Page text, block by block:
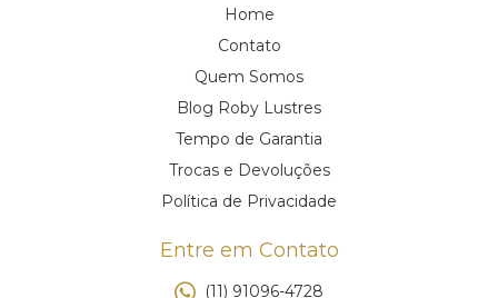
Home
Contato
Quem Somos
Blog Roby Lustres
Tempo de Garantia
Trocas e Devoluções
Política de Privacidade
Entre em Contato
(11) 91096-4728